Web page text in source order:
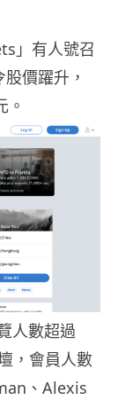
」有人號召
價躍升，
。
人數超過
，會員人數
、Alexis